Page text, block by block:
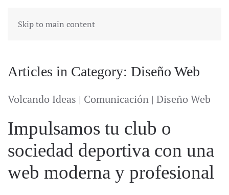
Skip to main content
Articles in Category: Diseño Web
Volcando Ideas | Comunicación | Diseño Web
Impulsamos tu club o
sociedad deportiva con una
web moderna y profesional